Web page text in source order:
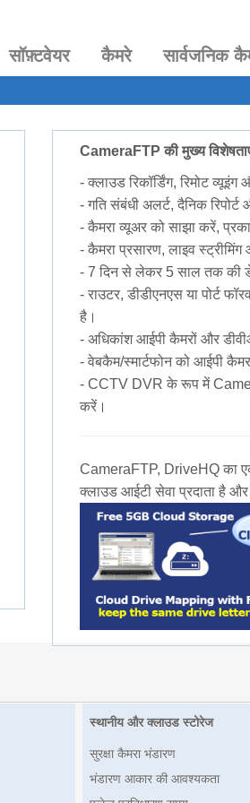
सॉफ़्टवेयर कैमरे सार्वजनिक
CameraFTP की मुख्य
- क्लाउड रिकॉर्डिंग, रिमोट
- गति संबंधी अलर्ट, दैनिक
- कैमरा व्यूअर को साझा करें,
- कैमरा प्रसारण, लाइव
- 7 दिन से लेकर 5 साल तक की
- राउटर, डीडीएनएस या पोर्ट
है।
- अधिकांश आईपी कैमरों और
- वेबकैम/स्मार्टफोन को आईपी
- CCTV DVR के रूप में
करें।
CameraFTP, DriveHQ का
क्लाउड आईटी सेवा प्रदाता है
स्थानीय और क्लाउड स्टोरेज
सुरक्षा कैमरा भंडारण
भंडारण आकार की आवश्यकता